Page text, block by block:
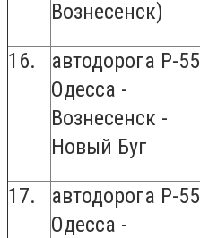
Вознесенск)
16.
автодорога Р-55
Одесса -
Вознесенск -
Новый Буг
17.
автодорога Р-55
Одесса -